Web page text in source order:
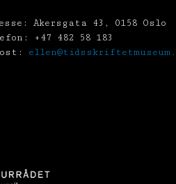
Akersgata 43, 0158 Oslo
+47 482 58 183